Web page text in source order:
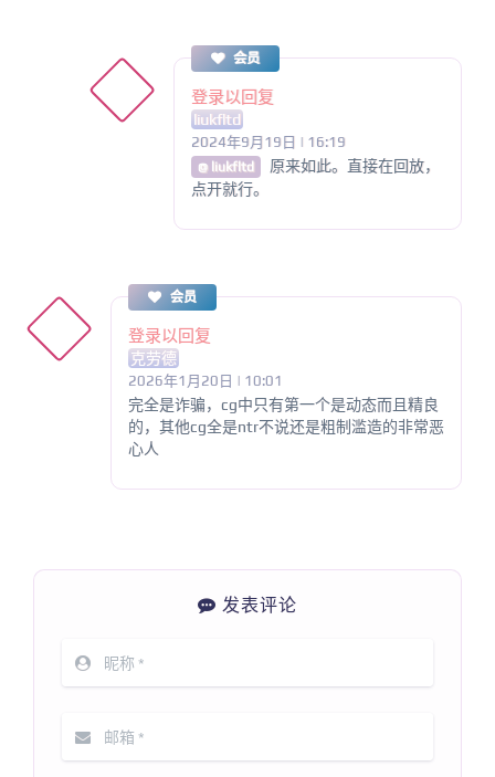
会员
登录以回复
liukfltd
2024年9月19日 | 16:19
@ liukfltd
原来如此。直接在回放，
点开就行。
会员
登录以回复
克劳德
2026年1月20日 | 10:01
完全是诈骗，cg中只有第一个是动态而且精良
的，其他cg全是ntr不说还是粗制滥造的非常恶
心人
发表评论